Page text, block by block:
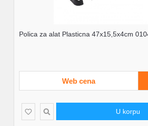
Polica za alat Plasticna 47x15,5x4cm
Web cena
U korpu